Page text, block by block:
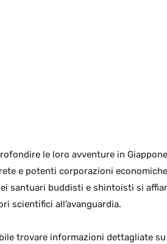
le loro avventure in
e potenti corporazioni
santuari buddisti e shintoisti si
scientifici all’avanguardia.
trovare informazioni dettagliate